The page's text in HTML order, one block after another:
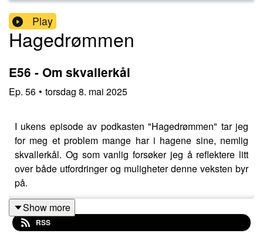
Play
Hagedrømmen
E56 - Om skvallerkål
Ep. 56 • torsdag 8. mai 2025
I ukens episode av podkasten "Hagedrømmen" tar jeg
for meg et problem mange har i hagene sine, nemlig
skvallerkål. Og som vanlig forsøker jeg å reflektere litt
over både utfordringer og muligheter denne veksten byr
på.
Her er litt av det jeg er innom i ukens episode:
Show more
RSS